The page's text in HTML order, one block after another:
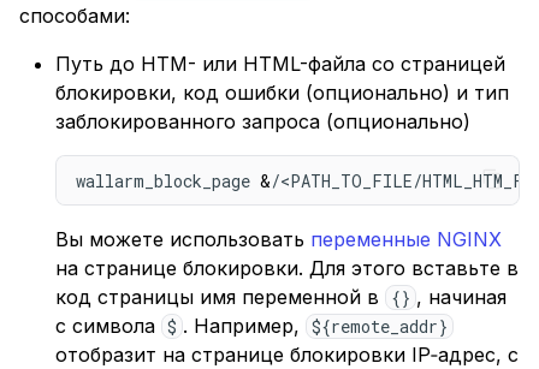
способами:
Путь до HTM- или HTML-файла со страницей
блокировки, код ошибки (опционально) и тип
заблокированного запроса (опционально)
wallarm_block_page &/<PATH_TO_FILE/
Вы можете использовать переменные NGINX
на странице блокировки. Для этого вставьте в
код страницы имя переменной в
{} , начиная
с символа $ . Например, ${remote_addr}
отобразит на странице блокировки IP‑адрес, с